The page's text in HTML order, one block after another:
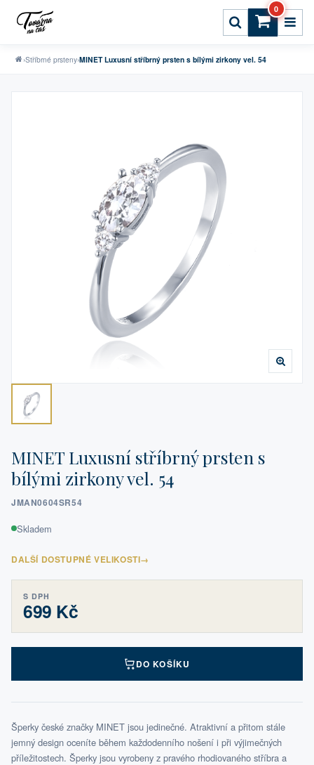
0
›Stříbrné prsteny›MINET Luxusní stříbrný prsten s bílými zirkony vel. 54
MINET Luxusní stříbrný prsten s
bílými zirkony vel. 54
JMAN0604SR54
Skladem
DALŠÍ DOSTUPNÉ VELIKOSTI→
S DPH
699 Kč
DO KOŠÍKU
Šperky české značky MINET jsou jedinečné. Atraktivní a přitom stále
jemný design oceníte během každodenního nošení i při výjimečných
příležitostech. Šperky jsou vyrobeny z pravého rhodiovaného stříbra a